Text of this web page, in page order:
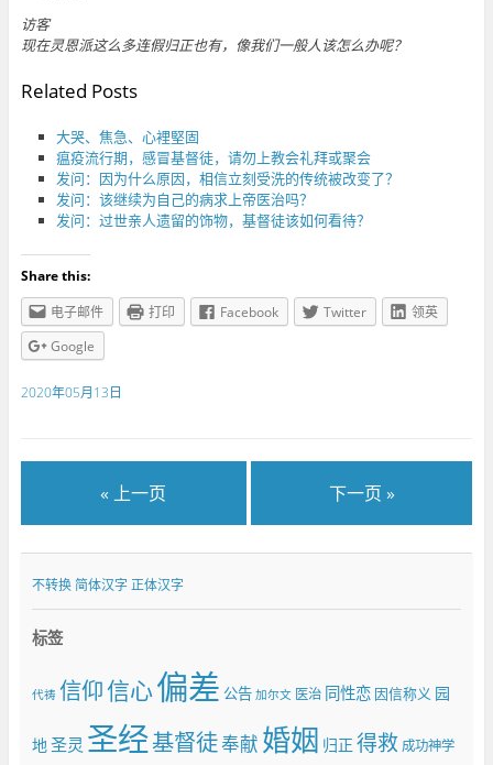
访客
现在灵恩派这么多连假归正也有，像我们一般人该怎么办呢？
Related Posts
大哭、焦急、心裡堅固
瘟疫流行期，感冒基督徒，请勿上教会礼拜或聚会
发问：因为什么原因，相信立刻受洗的传统被改变了？
发问：该继续为自己的病求上帝医治吗？
发问：过世亲人遗留的饰物，基督徒该如何看待？
Share this:
电子邮件
打印 Facebook Twitter
领英
Google
2020年05月13日
« 上一页 下一页 »
不转换 简体汉字 正体汉字
标签
代祷 信仰信心偏差 公告 加尔文 医治 同性恋 因信称义 园
地圣灵 圣经基督徒奉献 婚姻 归正 得救 成功神学